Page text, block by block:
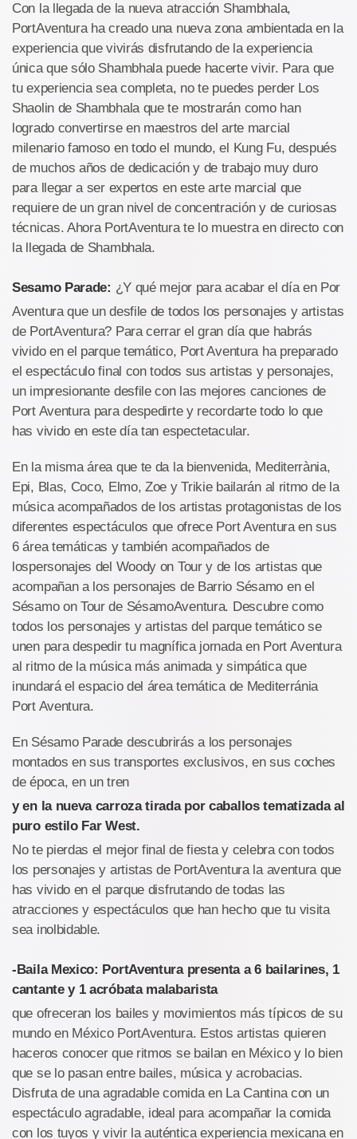
Con la llegada de la nueva atracción Shambhala,
PortAventura ha creado una nueva zona ambientada en la
experiencia que vivirás disfrutando de la experiencia
única que sólo Shambhala puede hacerte vivir. Para que
tu experiencia sea completa, no te puedes perder Los
Shaolin de Shambhala que te mostrarán como han
logrado convertirse en maestros del arte marcial
milenario famoso en todo el mundo, el Kung Fu, después
de muchos años de dedicación y de trabajo muy duro
para llegar a ser expertos en este arte marcial que
requiere de un gran nivel de concentración y de curiosas
técnicas. Ahora PortAventura te lo muestra en directo con
la llegada de Shambhala.
Sesamo Parade: ¿Y qué mejor para acabar el día en Por
Aventura que un desfile de todos los personajes y artistas
de PortAventura? Para cerrar el gran día que habrás
vivido en el parque temático, Port Aventura ha preparado
el espectáculo final con todos sus artistas y personajes,
un impresionante desfile con las mejores canciones de
Port Aventura para despedirte y recordarte todo lo que
has vivido en este día tan espectetacular.
En la misma área que te da la bienvenida, Mediterrània,
Epi, Blas, Coco, Elmo, Zoe y Trikie bailarán al ritmo de la
música acompañados de los artistas protagonistas de los
diferentes espectáculos que ofrece Port Aventura en sus
6 área temáticas y también acompañados de
lospersonajes del Woody on Tour y de los artistas que
acompañan a los personajes de Barrio Sésamo en el
Sésamo on Tour de SésamoAventura. Descubre como
todos los personajes y artistas del parque temático se
unen para despedir tu magnífica jornada en Port Aventura
al ritmo de la música más animada y simpática que
inundará el espacio del área temática de Mediterránia
Port Aventura.
En Sésamo Parade descubrirás a los personajes
montados en sus transportes exclusivos, en sus coches
de época, en un tren
y en la nueva carroza tirada por caballos tematizada al
puro estilo Far West.
No te pierdas el mejor final de fiesta y celebra con todos
los personajes y artistas de PortAventura la aventura que
has vivido en el parque disfrutando de todas las
atracciones y espectáculos que han hecho que tu visita
sea inolbidable.
-Baila Mexico: PortAventura presenta a 6 bailarines, 1
cantante y 1 acróbata malabarista
que ofreceran los bailes y movimientos más típicos de su
mundo en México PortAventura. Estos artistas quieren
haceros conocer que ritmos se bailan en México y lo bien
que se lo pasan entre bailes, música y acrobacias.
Disfruta de una agradable comida en La Cantina con un
espectáculo agradable, ideal para acompañar la comida
con los tuyos y vivir la auténtica experiencia mexicana en